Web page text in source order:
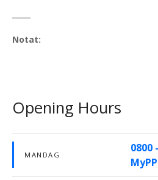
Notat:
Opening Hours
MANDAG
0800